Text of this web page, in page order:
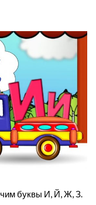
буквы И, Й, Ж, З.